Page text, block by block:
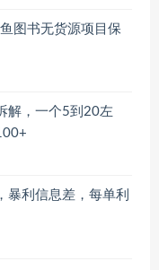
图书无货源项目保
解，一个5到20左
暴利信息差，每单利